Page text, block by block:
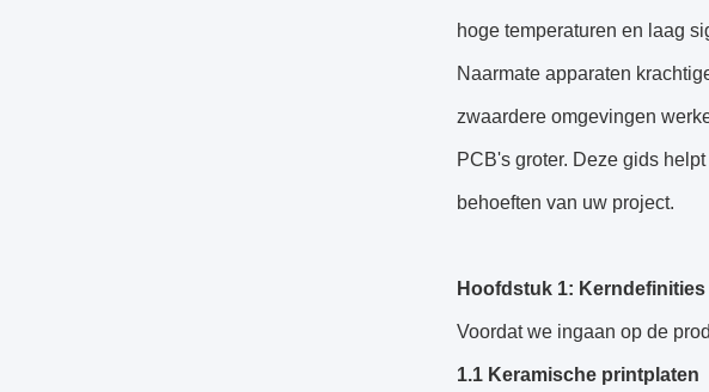
hoge temperaturen en laag
Naarmate apparaten
zwaardere omgevingen
PCB's groter. Deze gids
behoeften van uw project.
Hoofdstuk 1:
Voordat we ingaan op de
1.1 Keramische printplaten